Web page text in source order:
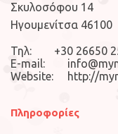
Σκυλοσόφου 14
Ηγουμενίτσα 46100
Τηλ: +30 26650
E-mail:
Website: http://
Πληροφορίες